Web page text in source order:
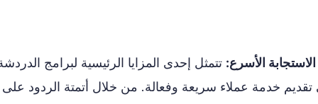
الأسرع: تتمثل إحدى المزايا الرئيسية لبرامج
خدمة عملاء سريعة وفعالة. من خلال أتمتة الردود على